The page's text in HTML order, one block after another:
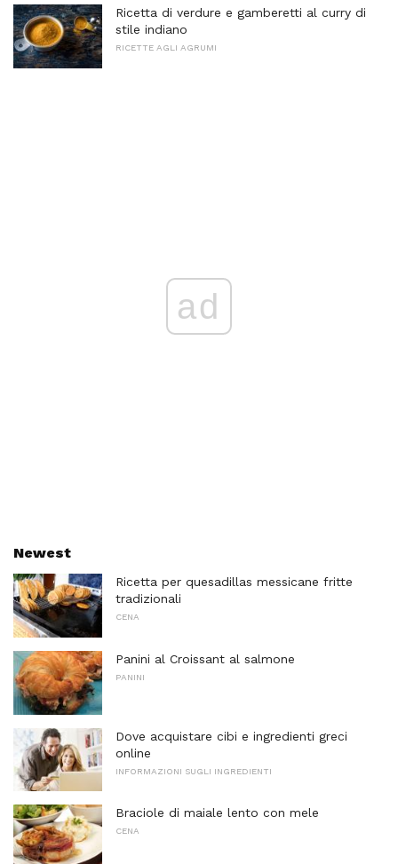
Ricetta di verdure e gamberetti al curry di
stile indiano
RICETTE AGLI AGRUMI
ad
Newest
Ricetta per quesadillas messicane fritte
tradizionali
CENA
Panini al Croissant al salmone
PANINI
Dove acquistare cibi e ingredienti greci
online
INFORMAZIONI SUGLI INGREDIENTI
Braciole di maiale lento con mele
CENA